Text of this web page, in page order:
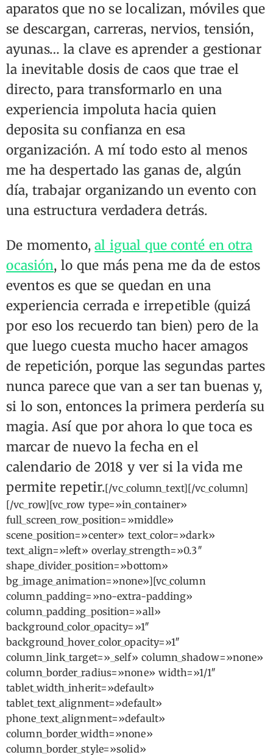
aparatos que no se localizan, móviles que
se descargan, carreras, nervios, tensión,
ayunas… la clave es aprender a gestionar
la inevitable dosis de caos que trae el
directo, para transformarlo en una
experiencia impoluta hacia quien
deposita su confianza en esa
organización. A mí todo esto al menos
me ha despertado las ganas de, algún
día, trabajar organizando un evento con
una estructura verdadera detrás.
De momento,al igual que conté en otra
ocasión, lo que más pena me da de estos
eventos es que se quedan en una
experiencia cerrada e irrepetible (quizá
por eso los recuerdo tan bien) pero de la
que luego cuesta mucho hacer amagos
de repetición, porque las segundas partes
nunca parece que van a ser tan buenas y,
si lo son, entonces la primera perdería su
magia. Así que por ahora lo que toca es
marcar de nuevo la fecha en el
calendario de 2018 y ver si la vida me
permite repetir.[/vc_column_text][/vc_column]
[/vc_row][vc_row type=»in_container»
full_screen_row_position=»middle»
scene_position=»center» text_color=»dark»
text_align=»left» overlay_strength=»0.3″
shape_divider_position=»bottom»
bg_image_animation=»none»][vc_column
column_padding=»no-extra-padding»
column_padding_position=»all»
background_color_opacity=»1″
background_hover_color_opacity=»1″
column_link_target=»_self» column_shadow=»none»
column_border_radius=»none» width=»1/1″
tablet_width_inherit=»default»
tablet_text_alignment=»default»
phone_text_alignment=»default»
column_border_width=»none»
column_border_style=»solid»